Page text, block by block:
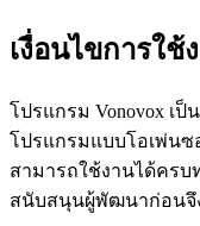
เงื่อนไขการใช้
โปรแกรม Vonovox เ
โปรแกรมแบบโอเพ่นซอ
สามารถใช้งานได้ครบ
สนับสนุนผู้พัฒนาก่อนจึ